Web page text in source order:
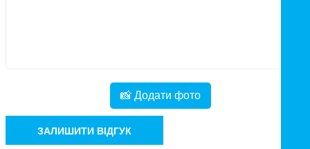
📸 Додати фото
ЗАЛИШИТИ ВІДГУК